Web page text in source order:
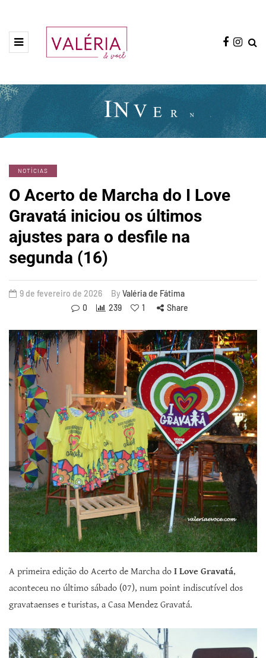
NOTÍCIAS
O Acerto de Marcha do I Love
Gravatá iniciou os últimos
ajustes para o desfile na
segunda (16)
9 de fevereiro de 2026 By Valéria de Fátima
0
239 1 Share
A primeira edição do Acerto de Marcha do I Love Gravatá,
aconteceu no último sábado (07), num point indiscutível dos
gravataenses e turistas, a Casa Mendez Gravatá.